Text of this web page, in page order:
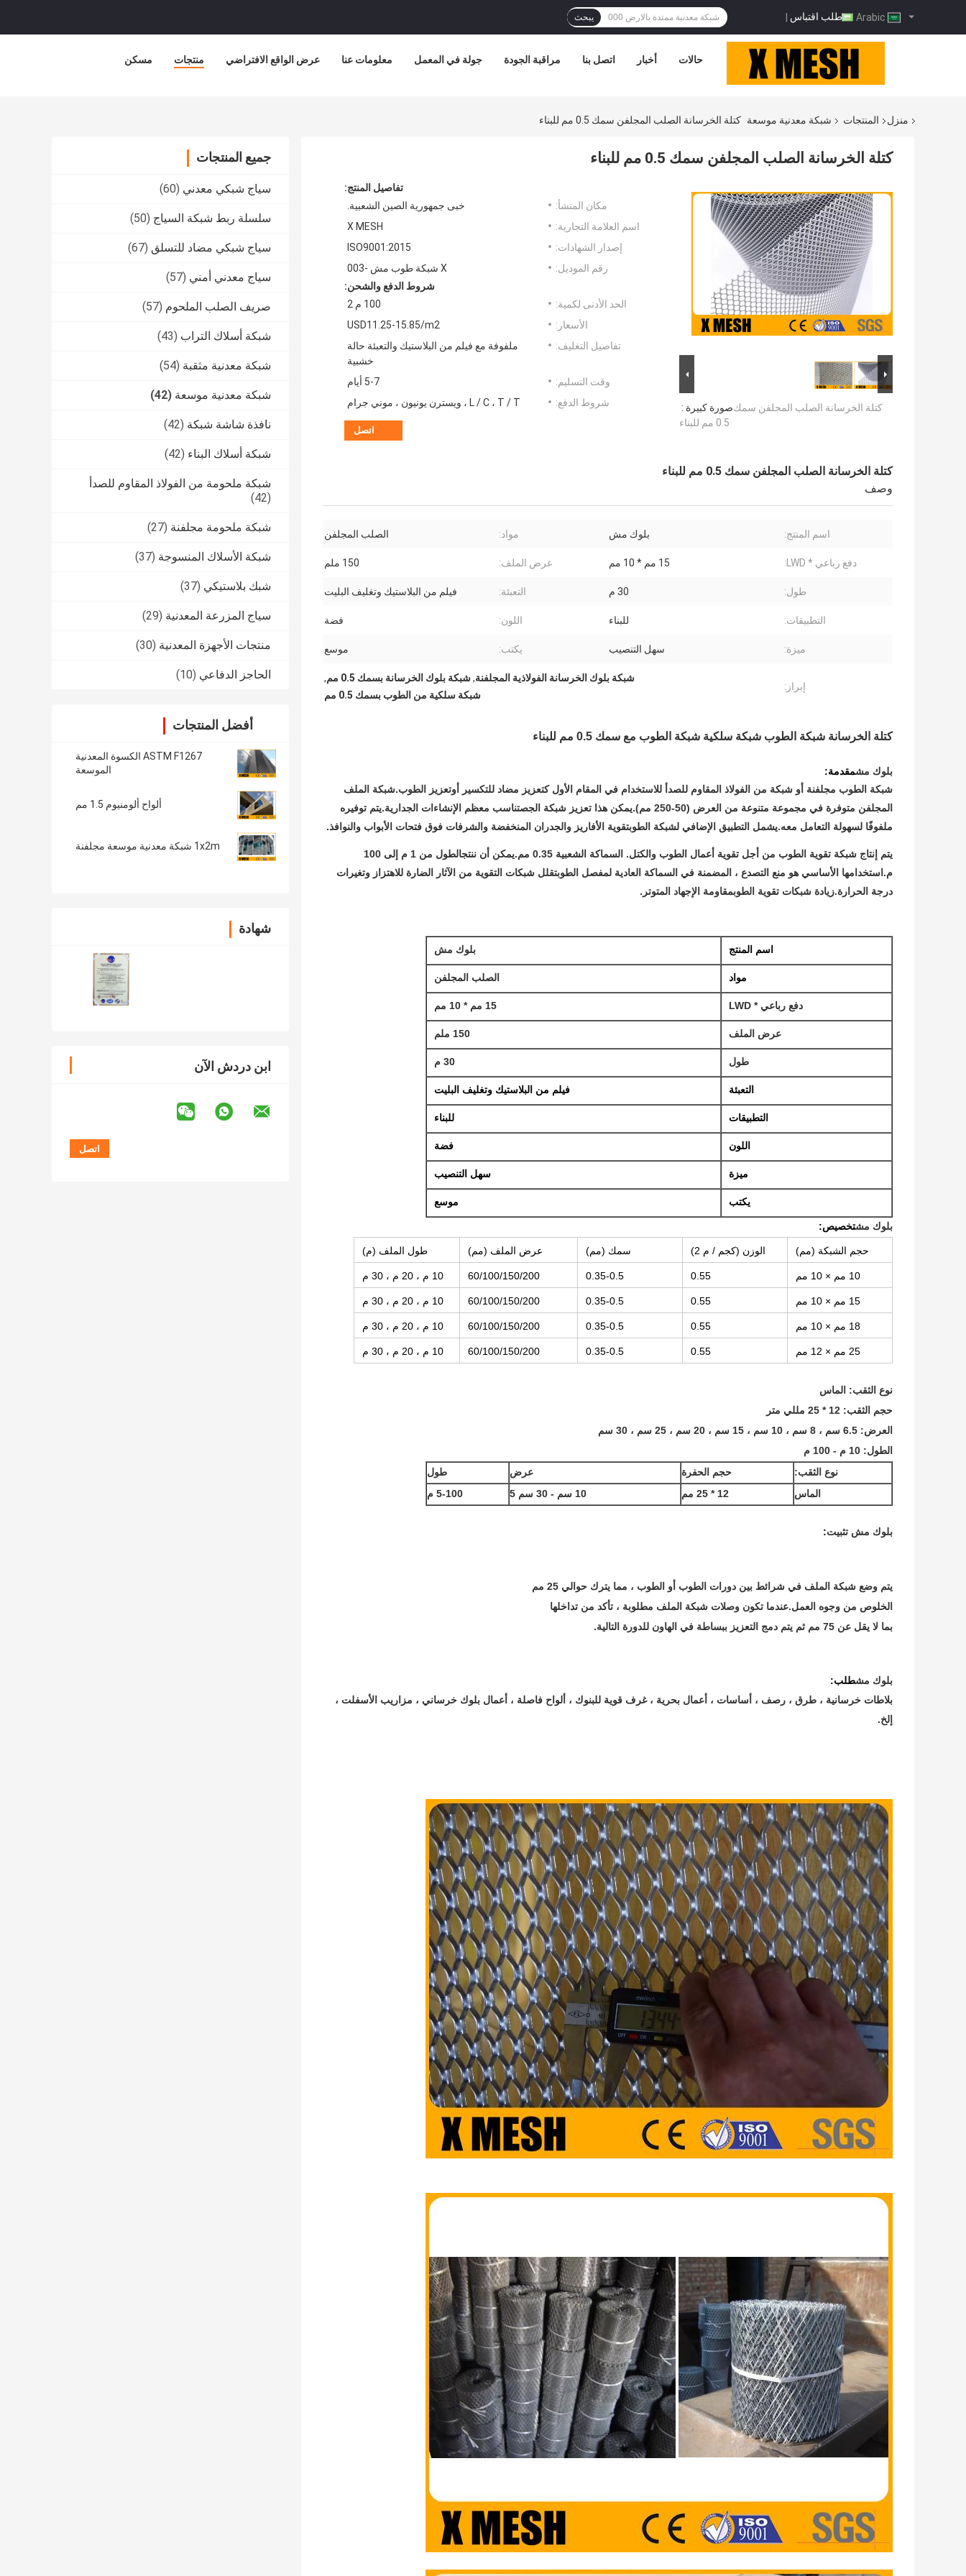
طلب اقتباس | يبحث
مسكن منتجات عرض الواقع الافتراضي معلومات عنا جولة في المعمل مراقبة الجودة اتصل بنا أخبار حالات
منزل المنتجات شبكة معدنية موسعة كتلة الخرسانة الصلب المجلفن سمك 0.5 مم للبناء
جميع المنتجات
سياج شبكي معدني (60)
سلسلة ربط شبكة السياج (50)
سياج شبكي مضاد للتسلق (67)
سياج معدني أمني (57)
صريف الصلب الملحوم (57)
شبكة أسلاك التراب (43)
شبكة معدنية مثقبة (54)
شبكة معدنية موسعة (42)
نافذة شاشة شبكة (42)
شبكة أسلاك البناء (42)
شبكة ملحومة من الفولاذ المقاوم للصدأ
(42)
شبكة ملحومة مجلفنة (27)
شبكة الأسلاك المنسوجة (37)
شبك بلاستيكي (37)
سياج المزرعة المعدنية (29)
منتجات الأجهزة المعدنية (30)
الحاجز الدفاعي (10)
أفضل المنتجات
ASTM F1267 الكسوة المعدنية
الموسعة
ألواح ألومنيوم 1.5 مم
1x2m شبكة معدنية موسعة مجلفنة
شهادة
ابن دردش الآن
كتلة الخرسانة الصلب المجلفن سمك 0.5 مم للبناء
صورة كبيرة :كتلة الخرسانة الصلب المجلفن سمك
0.5 مم للبناء
تفاصيل المنتج:
مكان المنشأ:
خبى جمهورية الصين الشعبية.
اسم العلامة التجارية:
X MESH
إصدار الشهادات:
ISO9001:2015
رقم الموديل:
X شبكة طوب مش -003
شروط الدفع والشحن:
الحد الأدنى لكمية:
100 م 2
الأسعار:
USD11.25-15.85/m2
تفاصيل التغليف:
ملفوفة مع فيلم من البلاستيك والتعبئة حالة
خشبية
وقت التسليم:
5-7 أيام
شروط الدفع:
L / C ، T / T ، ويسترن يونيون ، موني جرام
اتصل
كتلة الخرسانة الصلب المجلفن سمك 0.5 مم للبناء
وصف
اسم المنتج: بلوك مش مواد: الصلب المجلفن
دفع رباعي * LWD: 15 مم * 10 مم عرض الملف: 150 ملم
طول: 30 م التعبئة: فيلم من البلاستيك وتغليف البليت
التطبيقات: للبناء اللون: فضة
ميزة: سهل التنصيب يكتب: موسع
إبراز:
شبكة بلوك الخرسانة الفولاذية المجلفنة,شبكة بلوك الخرسانة بسمك 0.5 مم
,
شبكة سلكية من الطوب بسمك 0.5 مم
كتلة الخرسانة شبكة الطوب شبكة سلكية شبكة الطوب مع سمك 0.5 مم للبناء
بلوك مشمقدمة:
شبكة الطوب مجلفنة أو شبكة من الفولاذ المقاوم للصدأ للاستخدام في المقام الأول كتعزيز مضاد للتكسير أوتعزيز الطوب.
المجلفن متوفرة في مجموعة متنوعة من العرض (50-250 مم).يمكن هذا تعزيز شبكة الجص
ملفوفًا لسهولة التعامل معه.يشمل التطبيق الإضافي لشبكة الطوبتقوية الأفاريز والجدران المنخفضة والشرفات فوق فتحات الأبواب والنوافذ.
يتم إنتاج شبكة تقوية الطوب من أجل تقوية أعمال الطوب والكتل. السماكة الشعبية 0.35 مم.يمكن أن ننتج
م.استخدامها الأساسي هو منع التصدع ، المضمنة في السماكة العادية لمفصل الطوب
درجة الحرارة.زيادة شبكات تقوية الطوبمقاومة الإجهاد المتوتر.
اسم المنتج بلوك مش
مواد الصلب المجلفن
دفع رباعي * LWD 15 مم * 10 مم
عرض الملف 150 ملم
طول 30 م
التعبئة فيلم من البلاستيك وتغليف البليت
التطبيقات للبناء
اللون فضة
ميزة سهل التنصيب
يكتب موسع
بلوك مشتخصيص:
حجم الشبكة (مم) الوزن (كجم / م 2) سمك (مم) عرض الملف (مم) طول الملف (م)
10 مم × 10 مم 0.55
0.35-0.5
60/100/150/200 10 م ، 20 م ، 30 م
15 مم × 10 مم 0.55
0.35-0.5
60/100/150/200 10 م ، 20 م ، 30 م
18 مم × 10 مم 0.55
0.35-0.5
60/100/150/200 10 م ، 20 م ، 30 م
25 مم × 12 مم 0.55
0.35-0.5
60/100/150/200 10 م ، 20 م ، 30 م
نوع الثقب: الماس
حجم الثقب: 12 * 25 مللي متر
العرض: 6.5 سم ، 8 سم ، 10 سم ، 15 سم ، 20 سم ، 25 سم ، 30 سم
الطول: 10 م - 100 م
نوع الثقب:
حجم الحفرة عرض
طول
الماس
12 * 25 مم 10 سم - 30 سم 5 5-100 م
بلوك مش تثبيت:
يتم وضع شبكة الملف في شرائط بين دورات الطوب أو الطوب ، مما يترك حوالي 25 مم
الخلوص من وجوه العمل.عندما تكون وصلات شبكة الملف مطلوبة ، تأكد من تداخلها
بما لا يقل عن 75 مم ثم يتم دمج التعزيز ببساطة في الهاون للدورة التالية.
بلوك مشطلب:
بلاطات خرسانية ، طرق ، رصف ، أساسات ، أعمال بحرية ، غرف قوية للبنوك ، ألواح فاصلة ، أعمال بلوك خرساني ، مزاريب الأسفلت ،
إلخ.